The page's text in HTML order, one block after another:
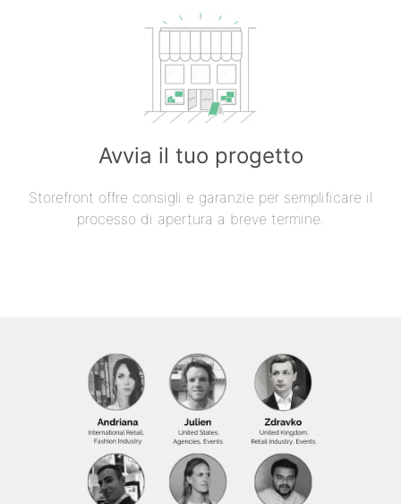
Avvia il tuo progetto
Storefront offre consigli e garanzie per semplificare il
processo di apertura a breve termine.